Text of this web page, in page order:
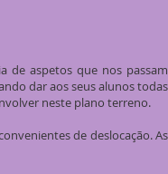
de aspetos que nos passam
dar aos seus alunos todas
neste plano terreno.
de deslocação. As